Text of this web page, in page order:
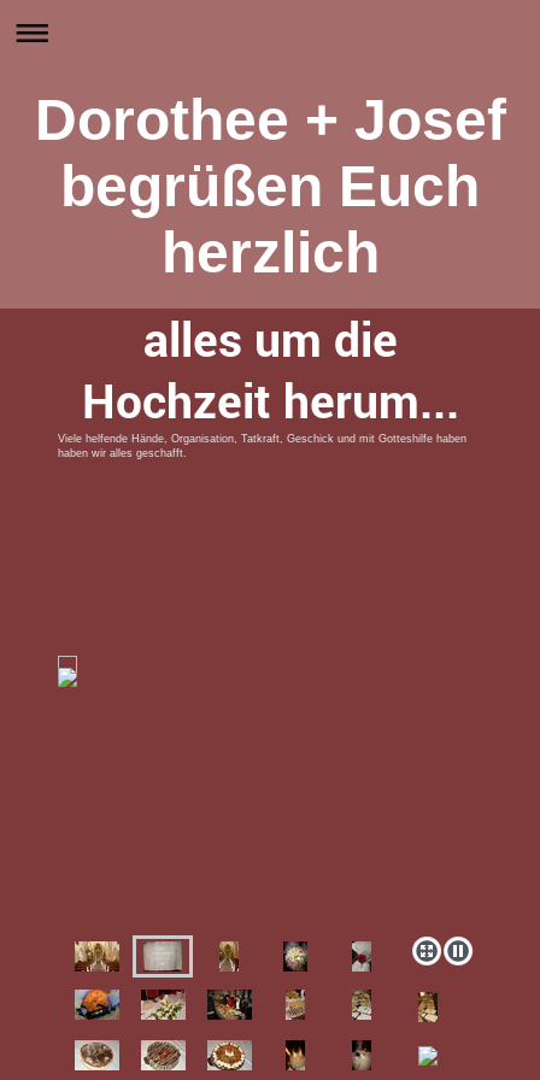
Dorothee + Josef
begrüßen Euch
herzlich
alles um die
Hochzeit herum...
Viele helfende Hände, Organisation, Tatkraft, Geschick und mit Gotteshilfe haben
haben wir alles geschafft.